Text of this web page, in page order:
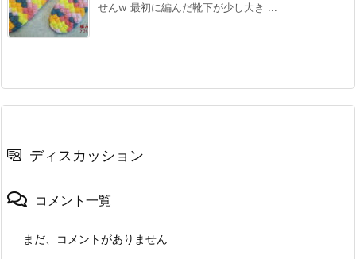
せんw 最初に編んだ靴下が少し大き ...
ディスカッション
コメント一覧
まだ、コメントがありません